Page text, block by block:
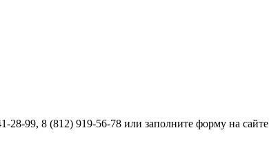
28-99, 8 (812) 919-56-78 или заполните форму на сайте